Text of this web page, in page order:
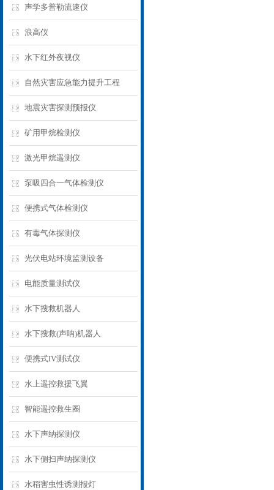
声学多普勒流速仪
浪高仪
水下红外夜视仪
自然灾害应急能力提升工程
地震灾害探测预报仪
矿用甲烷检测仪
激光甲烷遥测仪
泵吸四合一气体检测仪
便携式气体检测仪
有毒气体探测仪
光伏电站环境监测设备
电能质量测试仪
水下搜救机器人
水下搜救(声呐)机器人
便携式IV测试仪
水上遥控救援飞翼
智能遥控救生圈
水下声纳探测仪
水下侧扫声纳探测仪
水稻害虫性诱测报灯